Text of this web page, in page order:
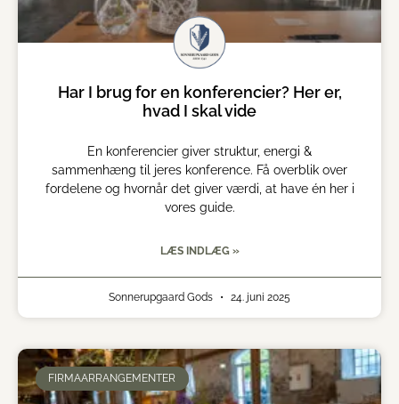
Har I brug for en konferencier? Her er,
hvad I skal vide
En konferencier giver struktur, energi &
sammenhæng til jeres konference. Få overblik over
fordelene og hvornår det giver værdi, at have én her i
vores guide.
LÆS INDLÆG »
Sonnerupgaard Gods 24. juni 2025
FIRMAARRANGEMENTER